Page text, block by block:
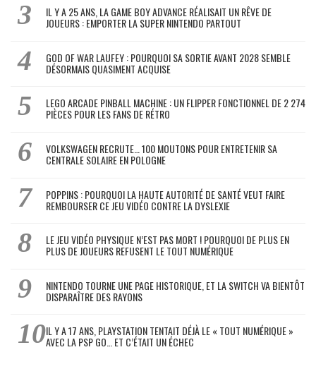
IL Y A 25 ANS, LA GAME BOY ADVANCE RÉALISAIT UN RÊVE DE
JOUEURS : EMPORTER LA SUPER NINTENDO PARTOUT
GOD OF WAR LAUFEY : POURQUOI SA SORTIE AVANT 2028 SEMBLE
DÉSORMAIS QUASIMENT ACQUISE
LEGO ARCADE PINBALL MACHINE : UN FLIPPER FONCTIONNEL DE 2 274
PIÈCES POUR LES FANS DE RÉTRO
VOLKSWAGEN RECRUTE… 100 MOUTONS POUR ENTRETENIR SA
CENTRALE SOLAIRE EN POLOGNE
POPPINS : POURQUOI LA HAUTE AUTORITÉ DE SANTÉ VEUT FAIRE
REMBOURSER CE JEU VIDÉO CONTRE LA DYSLEXIE
LE JEU VIDÉO PHYSIQUE N’EST PAS MORT ! POURQUOI DE PLUS EN
PLUS DE JOUEURS REFUSENT LE TOUT NUMÉRIQUE
NINTENDO TOURNE UNE PAGE HISTORIQUE, ET LA SWITCH VA BIENTÔT
DISPARAÎTRE DES RAYONS
IL Y A 17 ANS, PLAYSTATION TENTAIT DÉJÀ LE « TOUT NUMÉRIQUE »
AVEC LA PSP GO… ET C’ÉTAIT UN ÉCHEC